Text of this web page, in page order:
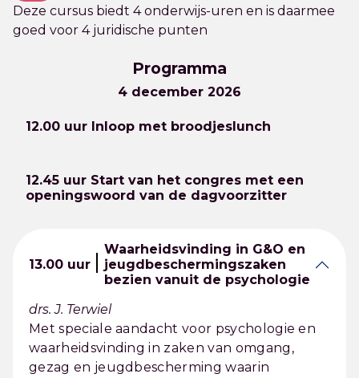
Deze cursus biedt 4 onderwijs-uren en is daarmee
goed voor 4 juridische punten
Programma
4 december 2026
12.00 uur Inloop met broodjeslunch
12.45 uur Start van het congres met een
openingswoord van de dagvoorzitter
13.00 uur
Waarheidsvinding in G&O en
jeugdbeschermingszaken
bezien vanuit de psychologie
drs. J. Terwiel
Met speciale aandacht voor psychologie en
waarheidsvinding in zaken van omgang,
gezag en jeugdbescherming waarin